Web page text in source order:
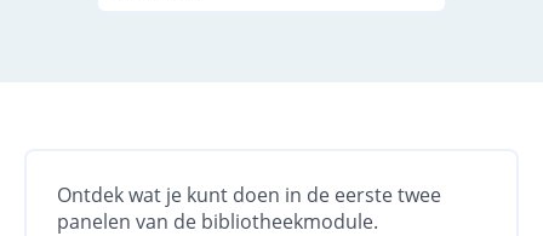
Ontdek wat je kunt doen in de eerste twee
panelen van de bibliotheekmodule.